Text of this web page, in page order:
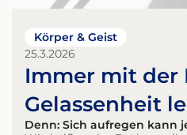
Körper & Geist
25.3.2026
Immer mit der
Gelassenheit
Denn: Sich aufregen kann